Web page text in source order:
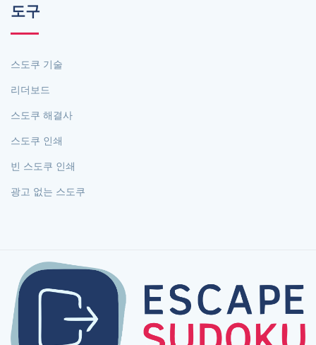
도구
스도쿠 기술
리더보드
스도쿠 해결사
스도쿠 인쇄
빈 스도쿠 인쇄
광고 없는 스도쿠